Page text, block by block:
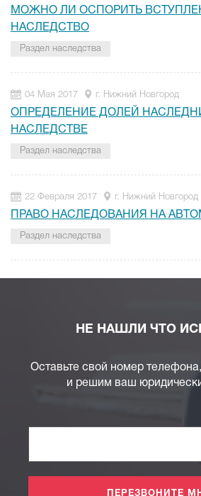
МОЖНО ЛИ ОСПОРИТЬ
НАСЛЕДСТВО
Раздел наследства
04 Мая 2017 г. Нижний Новгород
ОПРЕДЕЛЕНИЕ ДОЛЕЙ
НАСЛЕДСТВЕ
Раздел наследства
22 Февраля 2017 г. Нижний Новгород
ПРАВО НАСЛЕДОВАНИЯ НА
Раздел наследства
НЕ НАШЛИ ЧТО
Оставьте свой номер
и решим ваш
ПЕРЕЗВОНИТЕ